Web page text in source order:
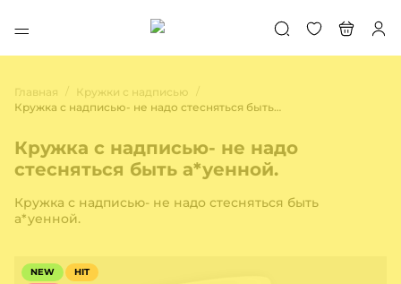
Главная / Кружки с надписью
/
Кружка с надписью- не надо стесняться быть а*уенной.
Кружка с надписью- не надо
стесняться быть а*уенной.
Кружка с надписью- не надо стесняться быть
а*уенной.
NEW
HIT